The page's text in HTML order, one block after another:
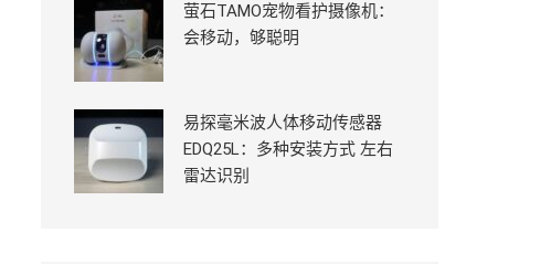
萤石TAMO宠物看护摄像机：
会移动，够聪明
易探毫米波人体移动传感器
EDQ25L：多种安装方式 左右
雷达识别